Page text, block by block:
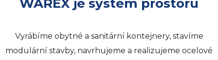
WAREX je systém prostoru
Vyrábíme obytné a sanitární kontejnery, stavíme
modulární stavby, navrhujeme a realizujeme ocelové